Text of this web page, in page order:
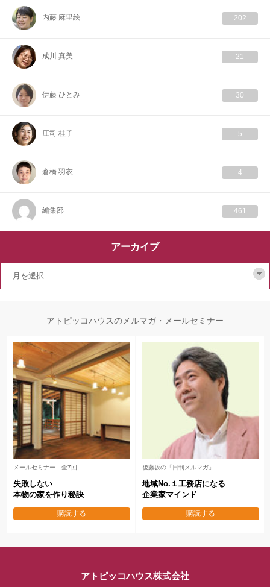
内藤 麻里絵 202
成川 真美 21
伊藤 ひとみ 30
庄司 桂子 5
倉橋 羽衣 4
編集部 461
アーカイブ
アトピッコハウスのメルマガ・メールセミナー
メールセミナー 全7回
失敗しない
本物の家を作り秘訣
購読する
後藤坂の「日刊メルマガ」
地域No.１工務店になる
企業家マインド
購読する
アトピッコハウス株式会社